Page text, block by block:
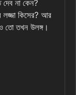
দেব না কেন?
লজ্জা কিসের? আর
তো তখন উলঙ্গ।